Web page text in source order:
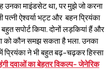
उनका माइंडसेट था, पर मुझे जो करना
पत्नी ऐश्‍वर्या भट्ट और बहन प्रियंका
सपोर्ट किया. दोनों लड़कियां हैं और
को कौन समझ सकता है भला. उनका
ने भी बहुत बढ़-चढ़कर हिस्सा
दवाओं का बेहतर विकल्प- जेनेरिक